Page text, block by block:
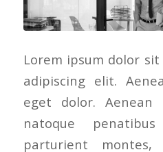
Lorem ipsum dolor
adipiscing elit.
eget dolor. Aenean
natoque
parturient montes,